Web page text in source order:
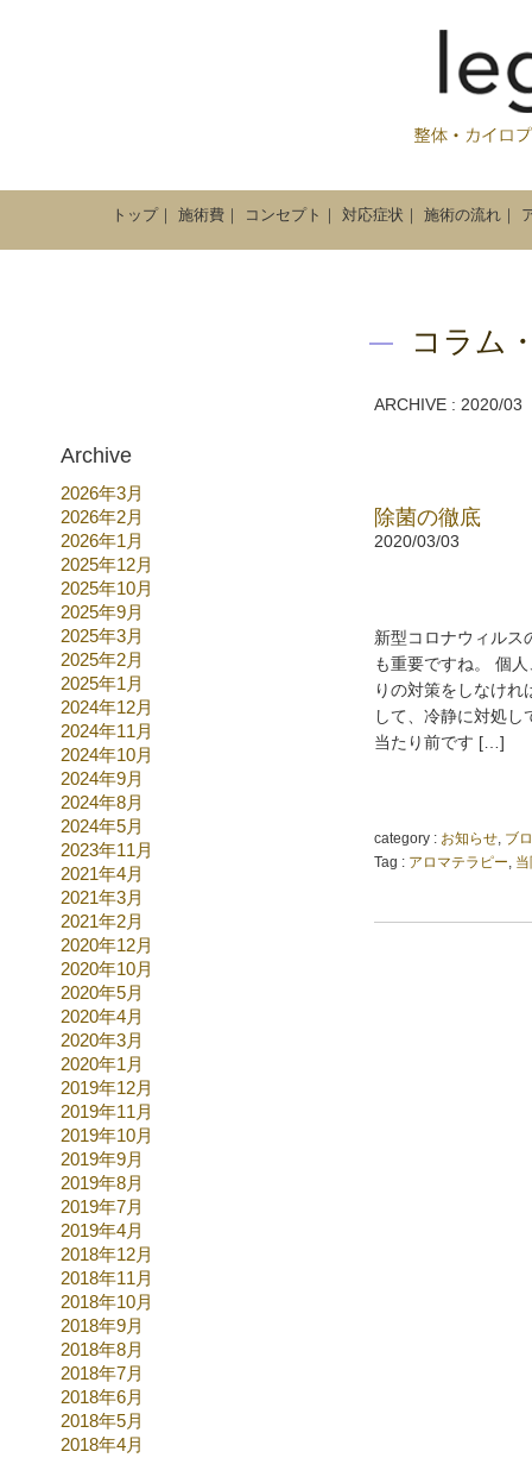
トップ｜ 施術費 ｜ コンセプト ｜ 対応症状 ｜ 施術の流れ ｜
コラム
Archive
2026年3月
2026年2月
2026年1月
2025年12月
2025年10月
2025年9月
2025年3月
2025年2月
2025年1月
2024年12月
2024年11月
2024年10月
2024年9月
2024年8月
2024年5月
2023年11月
2021年4月
2021年3月
2021年2月
2020年12月
2020年10月
2020年5月
2020年4月
2020年3月
2020年1月
2019年12月
2019年11月
2019年10月
2019年9月
2019年8月
2019年7月
2019年4月
2018年12月
2018年11月
2018年10月
2018年9月
2018年8月
2018年7月
2018年6月
2018年5月
2018年4月
ARCHIVE : 2020/03
除菌の徹底
2020/03/03
新型コロナウィルス
も重要ですね。 個
りの対策をしなけ
して、冷静に対処
当たり前です […]
category : お知らせ, ブ
Tag : アロマテラピー,